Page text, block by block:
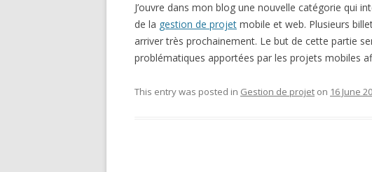
J’ouvre dans mon blog une nouvelle catégorie qui
de la gestion de projet mobile et web. Plusieurs
arriver très prochainement. Le but de cette partie
problématiques apportées par les projets mobiles
This entry was posted in Gestion de projet on 16 June